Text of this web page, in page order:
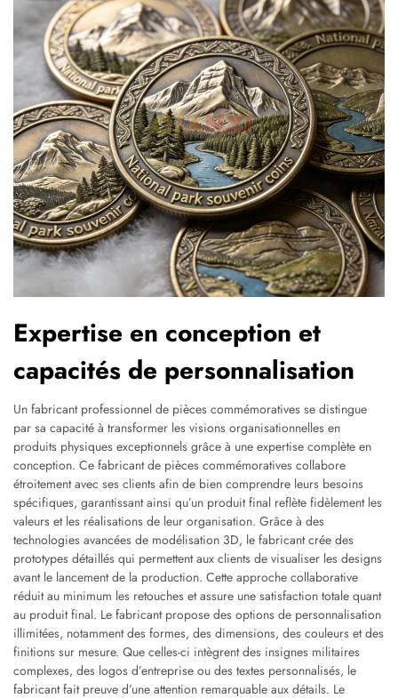
Expertise en conception et
capacités de personnalisation
Un fabricant professionnel de pièces commémoratives se distingue
par sa capacité à transformer les visions organisationnelles en
produits physiques exceptionnels grâce à une expertise complète en
conception. Ce fabricant de pièces commémoratives collabore
étroitement avec ses clients afin de bien comprendre leurs besoins
spécifiques, garantissant ainsi qu’un produit final reflète fidèlement les
valeurs et les réalisations de leur organisation. Grâce à des
technologies avancées de modélisation 3D, le fabricant crée des
prototypes détaillés qui permettent aux clients de visualiser les designs
avant le lancement de la production. Cette approche collaborative
réduit au minimum les retouches et assure une satisfaction totale quant
au produit final. Le fabricant propose des options de personnalisation
illimitées, notamment des formes, des dimensions, des couleurs et des
finitions sur mesure. Que celles-ci intègrent des insignes militaires
complexes, des logos d’entreprise ou des textes personnalisés, le
fabricant fait preuve d’une attention remarquable aux détails. Le